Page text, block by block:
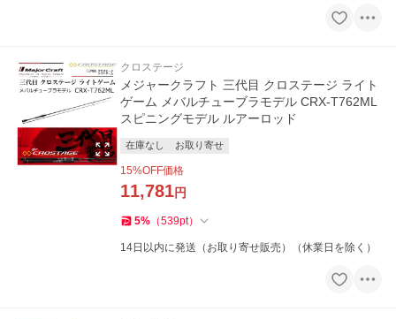
クロステージ
メジャークラフト 三代目 クロステージ ライト
ゲーム メバルチューブラモデル CRX-T762ML
スピニングモデル ルアーロッド
在庫なし お取り寄せ
15%OFF価格
11,781円
5% （539pt）
14日以内に発送（お取り寄せ販売）（休業日を除く）